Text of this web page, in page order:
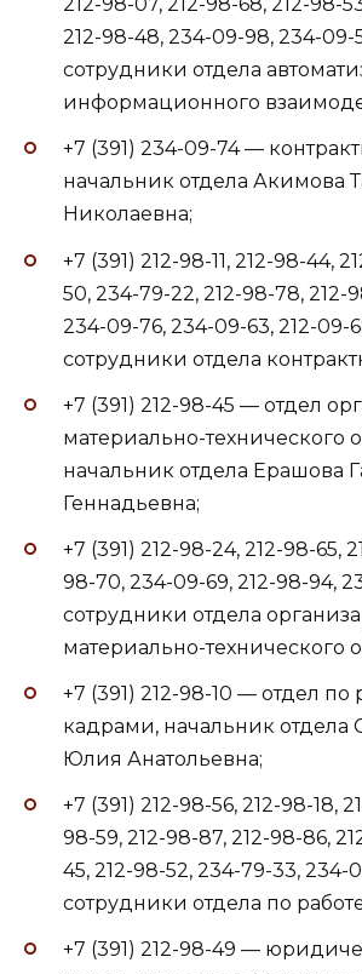
212-98-48, 234-09-98, 234-
сотрудники отдела
информационного
+7 (391) 234-09-74 —
начальник отдела Акимова
Николаевна;
+7 (391) 212-98-11, 212-98-44,
50, 234-79-22, 212-98-78, 212-
234-09-76, 234-09-63, 212-09-
сотрудники отдела
+7 (391) 212-98-45 — отдел
материально-технического
начальник отдела Ерашова
Геннадьевна;
+7 (391) 212-98-24, 212-98-65,
98-70, 234-09-69, 212-98-94,
сотрудники отдела
материально-технического
+7 (391) 212-98-10 — отдел по
кадрами, начальник отдела
Юлия Анатольевна;
+7 (391) 212-98-56, 212-98-18,
98-59, 212-98-87, 212-98-86,
45, 212-98-52, 234-79-33,
сотрудники отдела по
+7 (391) 212-98-49 —